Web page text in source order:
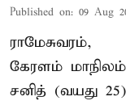
Published on: 09 Aug
ராமேசுவரம்,
கேரளம்
சனித் (வயது